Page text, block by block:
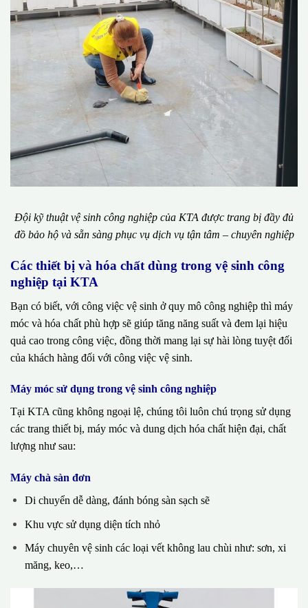
Đội kỹ thuật vệ sinh công nghiệp của KTA được trang bị đầy đủ
đồ bảo hộ và sẵn sàng phục vụ dịch vụ tận tâm – chuyên nghiệp
Các thiết bị và hóa chất dùng trong vệ sinh công
nghiệp tại KTA
Bạn có biết, với công việc vệ sinh ở quy mô công nghiệp thì máy
móc và hóa chất phù hợp sẽ giúp tăng năng suất và đem lại hiệu
quả cao trong công việc, đồng thời mang lại sự hài lòng tuyệt đối
của khách hàng đối với công việc vệ sinh.
Máy móc sử dụng trong vệ sinh công nghiệp
Tại KTA cũng không ngoại lệ, chúng tôi luôn chú trọng sử dụng
các trang thiết bị, máy móc và dung dịch hóa chất hiện đại, chất
lượng như sau:
Máy chà sàn đơn
Di chuyển dễ dàng, đánh bóng sàn sạch sẽ
Khu vực sử dụng diện tích nhỏ
Máy chuyên vệ sinh các loại vết không lau chùi như: sơn, xi
măng, keo,…